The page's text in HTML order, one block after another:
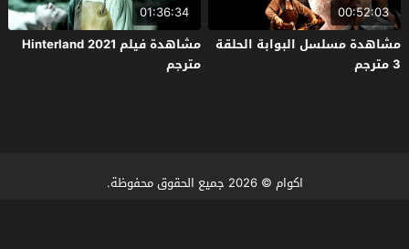
00:52:03
مشاهدة مسلسل البوابة الحلقة
3 مترجم
01:36:34
مشاهدة فيلم Hinterland 2021
مترجم
اكوام © 2026 جميع الحقوق محفوظة.